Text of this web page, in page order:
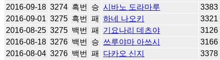
2016-09-18 3274 흑번 승 시바노 도라마루
3383
2016-09-01 3275 흑번 패 하네 나오키
3321
2016-08-25 3275 백번 패 기요나리 데츠야
3126
2016-08-18 3276 백번 승 쓰루야마 아쓰시
3166
2016-08-04 3276 백번 패 다카오 신지
3378